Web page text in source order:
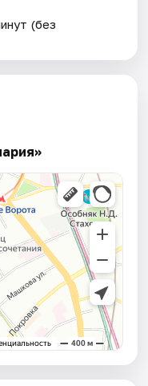
(без